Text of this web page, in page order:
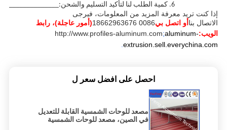
6. كمية الطلب لنا لتأكيد التسليم والشحن:______________
إذا كنت تريد معرفة المزيد من المعلومات، فيرجى
الاتصال بناأو اتصل بي0086 18662963676
(أمور عاجلة)، رابط
الويب:
http://www.profiles-aluminum.com;aluminum-
extrusion.sell.everychina.com
.
احصل على افضل سعر ل
مصعد للوحات الشمسية القابلة للتعديل
في الصين، مصعد للوحات الشمسية